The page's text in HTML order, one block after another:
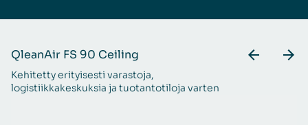
QleanAir FS 90 Ceiling
Kehitetty erityisesti varastoja,
logistiikkakeskuksia ja tuotantotiloja varten